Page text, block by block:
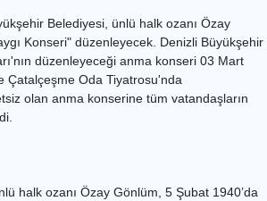
Belediyesi, ünlü halk ozanı Özay
Konseri" düzenleyecek. Denizli Büyükşehir
düzenleyeceği anma konseri 03 Mart
Çatalçeşme Oda Tiyatrosu'nda
olan anma konserine tüm vatandaşların
halk ozanı Özay Gönlüm, 5 Şubat 1940’da